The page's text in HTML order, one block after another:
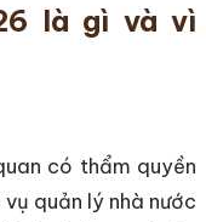
là gì và vì
có thẩm quyền
quản lý nhà nước